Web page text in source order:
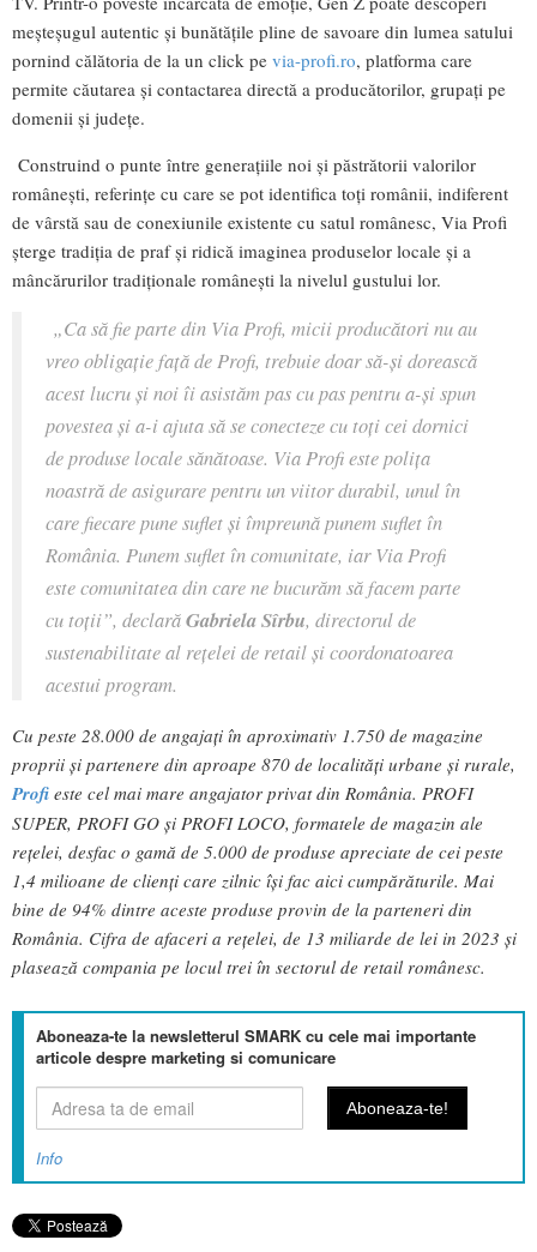
meșteșugul autentic și bunătățile pline de savoare din lumea satului
pornind călătoria de la un click pe via-profi.ro, platforma care
permite căutarea și contactarea directă a producătorilor, grupați pe
domenii și județe.
Construind o punte între generațiile noi și păstrătorii valorilor
românești, referințe cu care se pot identifica toți românii, indiferent
de vârstă sau de conexiunile existente cu satul românesc, Via Profi
șterge tradiția de praf și ridică imaginea produselor locale și a
mâncărurilor tradiționale românești la nivelul gustului lor.
„Ca să fie parte din Via Profi, micii producători nu au
vreo obligație față de Profi, trebuie doar să-și dorească
acest lucru și noi îi asistăm pas cu pas pentru a-și spun
povestea și a-i ajuta să se conecteze cu toți cei dornici
de produse locale sănătoase. Via Profi este polița
noastră de asigurare pentru un viitor durabil, unul în
care fiecare pune suflet și împreună punem suflet în
România. Punem suflet în comunitate, iar Via Profi
este comunitatea din care ne bucurăm să facem parte
cu toții”, declarăGabriela Sîrbu, directorul de
sustenabilitate al rețelei de retail și coordonatoarea
acestui program.
Cu peste 28.000 de angajați în aproximativ 1.750 de magazine
proprii și partenere din aproape 870 de localități urbane și rurale,
Profi este cel mai mare angajator privat din România. PROFI
SUPER, PROFI GO și PROFI LOCO, formatele de magazin ale
rețelei, desfac o gamă de 5.000 de produse apreciate de cei peste
1,4 milioane de clienți care zilnic își fac aici cumpărăturile. Mai
bine de 94% dintre aceste produse provin de la parteneri din
România. Cifra de afaceri a rețelei, de 13 miliarde de lei in 2023 și
plasează compania pe locul trei în sectorul de retail românesc.
Aboneaza-te la newsletterul SMARK cu cele mai importante
articole despre marketing si comunicare
Info